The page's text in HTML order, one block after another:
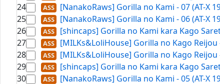
24
[NanakoRaws] Gorilla no Kami - 07 (AT-X
25
[NanakoRaws] Gorilla no Kami - 06 (AT-X
26
[shincaps] Gorilla no Kami kara Kago
27
[MILKs&LoliHouse] Gorilla no Kago Reijou
28
[MILKs&LoliHouse] Gorilla no Kago Reijou
29
[shincaps] Gorilla no Kami kara Kago
30
[NanakoRaws] Gorilla no Kami - 05 (AT-X